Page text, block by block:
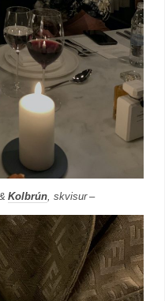
Kolbrún, skvisur –